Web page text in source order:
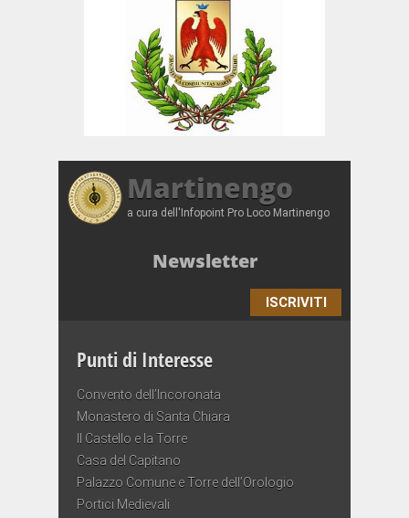
Martinengo
a cura dell'Infopoint Pro Loco Martinengo
Newsletter
ISCRIVITI
Punti di Interesse
Convento dell’Incoronata
Monastero di Santa Chiara
Il Castello e la Torre
Casa del Capitano
Palazzo Comune e Torre dell’Orologio
Portici Medievali